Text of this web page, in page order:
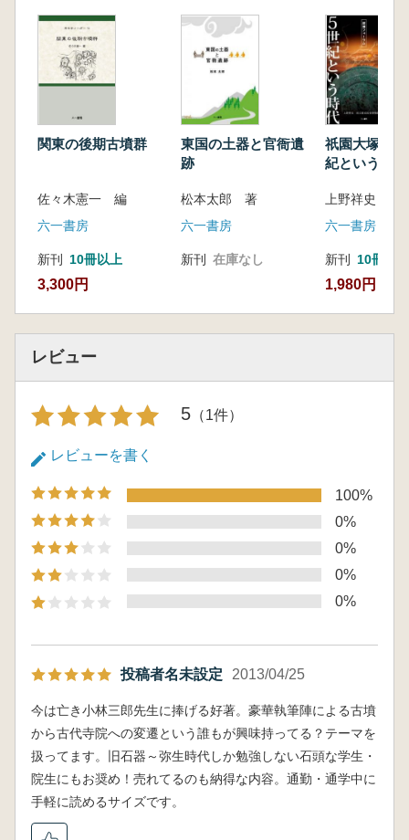
京都府立大学教授 菱田哲郎
<目次>
佐々木憲一 古墳から寺院へ 序にかえて
第1部 課題研究
1 小林三郎 関東における古墳の終焉
2 白井久美子 関東の後期・終末期古墳
3 土生田純之 横穴式石室から見た古墳の
第2部 地域研究
1 高井佳弘 上野国における寺院建立の開
始
2 田中広明 武蔵国の終末期古墳と地域の
3 眞保昌弘 「下毛野」と「那須」の古墳
4 稲田健一・佐々木憲一 常陸国の7世紀
古墳を中心に
5 山路直充 龍角寺の創建
第3部 シンポジウム
古墳から寺院へ 関東の7世紀を考える
関東の後期古墳群
佐々木憲一 編
六一書房
新刊 10冊以上
3,300円
東国の土器と官衙遺
跡
松本太郎 著
六一書房
新刊 在庫なし
祇園大塚山
紀という時代
六一書房
新刊 10冊以上
1,980円
レビュー
5 （1件）
レビューを書く
100%
0%
0%
0%
0%
投稿者名未設定 2013/04/25
今は亡き小林三郎先生に捧げる好著。豪華執筆陣による古墳
から古代寺院への変遷という誰もが興味持ってる？テーマを
扱ってます。旧石器～弥生時代しか勉強しない石頭な学生・
院生にもお奨め！売れてるのも納得な内容。通勤・通学中に
手軽に読めるサイズです。